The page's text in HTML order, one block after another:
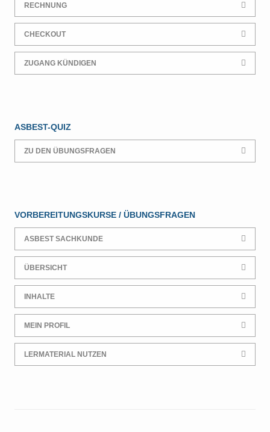
RECHNUNG
CHECKOUT
ZUGANG KÜNDIGEN
ASBEST-QUIZ
ZU DEN ÜBUNGSFRAGEN
VORBEREITUNGSKURSE / ÜBUNGSFRAGEN
ASBEST SACHKUNDE
ÜBERSICHT
INHALTE
MEIN PROFIL
LERMATERIAL NUTZEN